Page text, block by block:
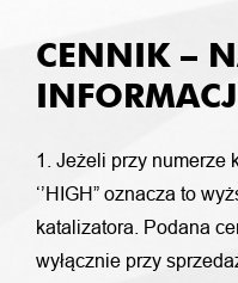
CENNIK –
1. Jeżeli przy numerze
‘’HIGH” oznacza to
katalizatora. Podana
wyłącznie przy